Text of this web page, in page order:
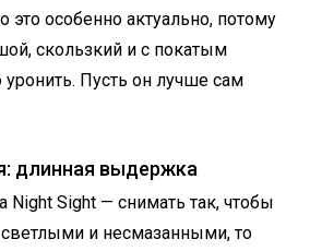
это особенно актуально, потому
скользкий и с покатым
Пусть он лучше сам
длинная выдержка
Night Sight — снимать так, чтобы
и несмазанными, то